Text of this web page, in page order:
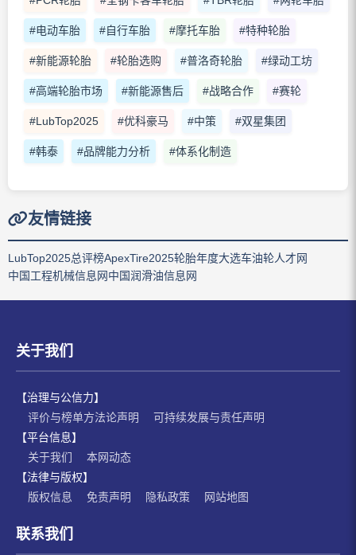
#电动车胎 #自行车胎 #摩托车胎 #特种轮胎
#新能源轮胎 #轮胎选购 #普洛奇轮胎 #绿动工坊
#高端轮胎市场 #新能源售后 #战略合作 #赛轮
#LubTop2025 #优科豪马 #中策 #双星集团
#韩泰 #品牌能力分析 #体系化制造
友情链接
LubTop2025总评榜ApexTire2025轮胎年度大选车油轮人才网
中国工程机械信息网中国润滑油信息网
关于我们
【治理与公信力】
评价与榜单方法论声明
可持续发展与责任声明
【平台信息】
关于我们
本网动态
【法律与版权】
版权信息
免责声明 隐私政策 网站地图
联系我们